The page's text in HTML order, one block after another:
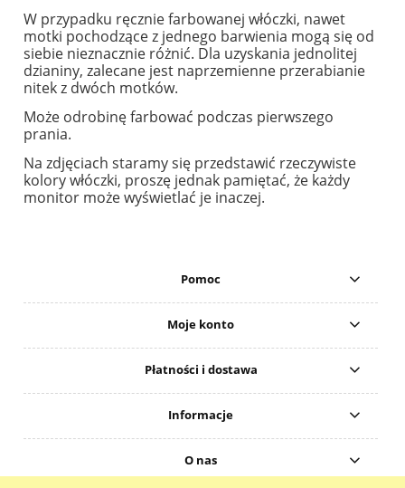
W przypadku ręcznie farbowanej włóczki, nawet
motki pochodzące z jednego barwienia mogą się od
siebie nieznacznie różnić. Dla uzyskania jednolitej
dzianiny, zalecane jest naprzemienne przerabianie
nitek z dwóch motków.
Może odrobinę farbować podczas pierwszego
prania.
Na zdjęciach staramy się przedstawić rzeczywiste
kolory włóczki, proszę jednak pamiętać, że każdy
monitor może wyświetlać je inaczej.
Pomoc
Moje konto
Płatności i dostawa
Informacje
O nas